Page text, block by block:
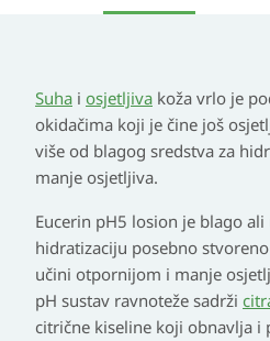
Suha i osjetljiva koža vrlo je
okidačima koji je čine još
više od blagog sredstva za
manje osjetljiva.
Eucerin pH5 losion je blago
hidratizaciju posebno
učini otpornijom i manje
pH sustav ravnoteže sadrži
citrične kiseline koji obnavlja